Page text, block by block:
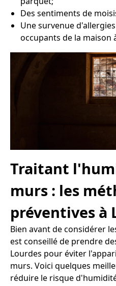
Des sentiments de
Une survenue
occupants de la maison
Traitant
murs : les
préventives à
Bien avant de considérer
est conseillé de prendre
Lourdes pour éviter
murs. Voici quelques
réduire le risque